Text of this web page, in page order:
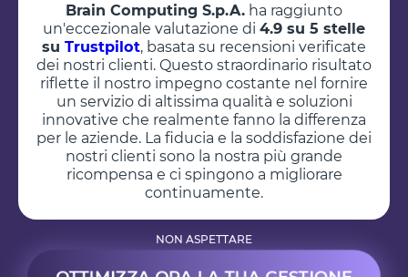
Brain Computing S.p.A. ha raggiunto
un'eccezionale valutazione di 4.9 su 5 stelle
su Trustpilot, basata su recensioni verificate
dei nostri clienti. Questo straordinario risultato
riflette il nostro impegno costante nel fornire
un servizio di altissima qualità e soluzioni
innovative che realmente fanno la differenza
per le aziende. La fiducia e la soddisfazione dei
nostri clienti sono la nostra più grande
ricompensa e ci spingono a migliorare
continuamente.
NON ASPETTARE